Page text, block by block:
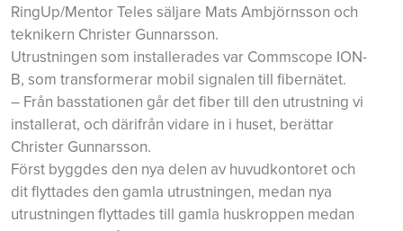
RingUp/Mentor Teles säljare Mats Ambjörnsson och
teknikern Christer Gunnarsson.
Utrustningen som installerades var Commscope ION-
B, som transformerar mobil signalen till fibernätet.
– Från basstationen går det fiber till den utrustning vi
installerat, och därifrån vidare in i huset, berättar
Christer Gunnarsson.
Först byggdes den nya delen av huvudkontoret och
dit flyttades den gamla utrustningen, medan nya
utrustningen flyttades till gamla huskroppen medan